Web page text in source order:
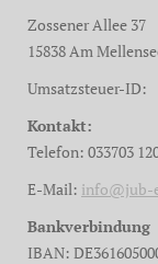
Zossener Allee 37
15838 Am
Umsatzsteuer-ID:
Kontakt:
Telefon: 033703
E-Mail: info@jub-
Bankverbindung
IBAN: